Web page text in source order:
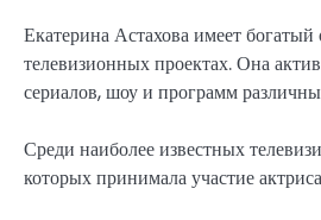
Екатерина Астахова имеет
телевизионных проектах. Она
сериалов, шоу и программ
Среди наиболее известных
которых принимала участие